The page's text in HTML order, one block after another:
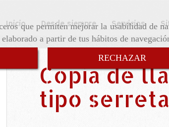
que permiten mejorar la usabilidad de
a partir de tus hábitos de
RECHAZAR
Inicio Desde siempre Servicios
Copia de
tipo serreta